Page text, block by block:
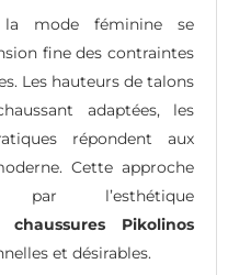
mode féminine se
fine des contraintes
Les hauteurs de talons
adaptées, les
répondent aux
Cette approche
par l’esthétique
chaussures Pikolinos
et désirables.